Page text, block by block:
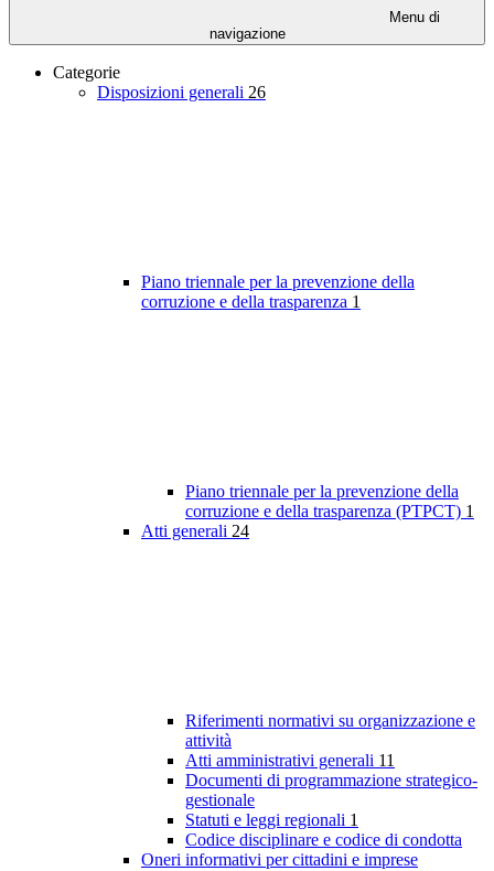
Menu di
navigazione
Categorie
Disposizioni generali 26
Piano triennale per la prevenzione della
corruzione e della trasparenza 1
Piano triennale per la prevenzione della
corruzione e della trasparenza (PTPCT) 1
Atti generali 24
Riferimenti normativi su organizzazione e
attività
Atti amministrativi generali 11
Documenti di programmazione strategico-
gestionale
Statuti e leggi regionali 1
Codice disciplinare e codice di condotta
Oneri informativi per cittadini e imprese